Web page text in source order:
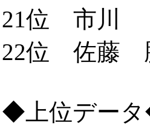
21位 市川
22位 佐藤
◆上位デー